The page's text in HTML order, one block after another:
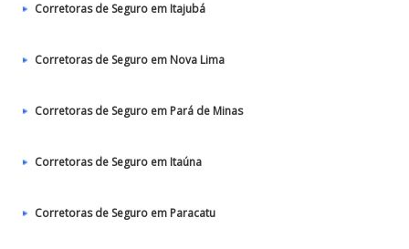
Corretoras de Seguro em Itajubá
Corretoras de Seguro em Nova Lima
Corretoras de Seguro em Pará de Minas
Corretoras de Seguro em Itaúna
Corretoras de Seguro em Paracatu